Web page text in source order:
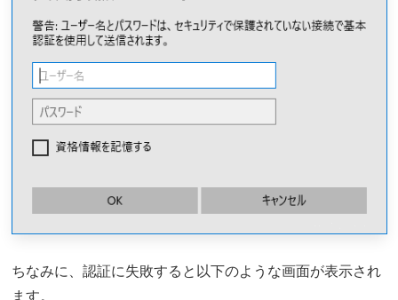
ちなみに、認証に失敗すると以下のような画面が表示され
ます。